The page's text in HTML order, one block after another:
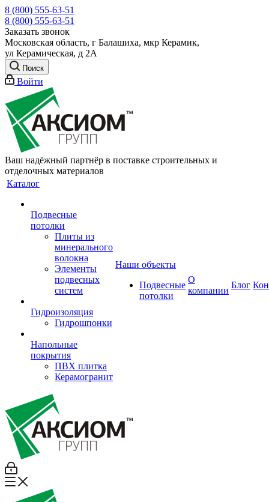
8 (800) 555-63-51
8 (800) 555-63-51
Заказать звонок
Московская область, г Балашиха, мкр Керамик,
ул Керамическая, д 2А
Поиск
Войти
Ваш надёжный партнёр в поставке строительных и
отделочных материалов
Каталог
Подвесные
потолки
Плиты из
минерального
волокна
Элементы
подвесных
систем
Гидроизоляция
Гидрошпонки
Напольные
покрытия
ПВХ плитка
Керамогранит
Наши объекты
Подвесные
потолки
О
компании
Блог